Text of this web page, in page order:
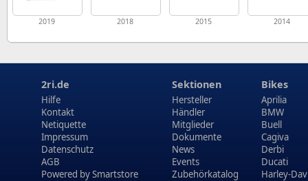
2019 2018 2015 2014
2ri.de
Hilfe
Kontakt
Netiquette
Impressum
Datenschutz
AGB
Powered bySmartstore
Sektionen
Hersteller
Händler
Mitglieder
Dokumente
News
Events
Zubehörkatalog
Bikes
Aprilia
BMW
Buell
Cagiva
Derbi
Ducati
Harley-